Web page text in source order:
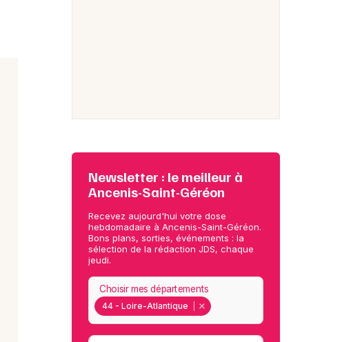
Newsletter : le meilleur à
Ancenis-Saint-Géréon
Recevez aujourd'hui votre dose
hebdomadaire à Ancenis-Saint-Géréon.
Bons plans, sorties, événements : la
sélection de la rédaction JDS, chaque
jeudi.
44 - Loire-Atlantique
Choisir mes départements